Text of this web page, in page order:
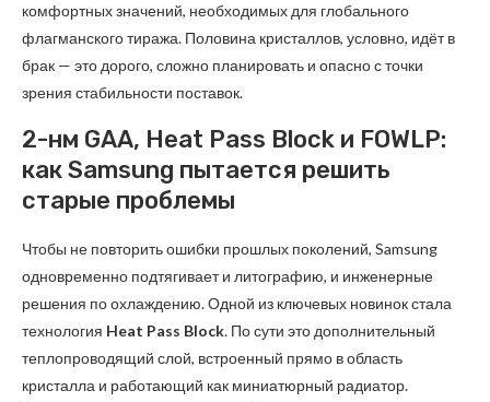
комфортных значений, необходимых для глобального
флагманского тиража. Половина кристаллов, условно, идёт в
брак — это дорого, сложно планировать и опасно с точки
зрения стабильности поставок.
2-нм GAA, Heat Pass Block и FOWLP:
как Samsung пытается решить
старые проблемы
Чтобы не повторить ошибки прошлых поколений, Samsung
одновременно подтягивает и литографию, и инженерные
решения по охлаждению. Одной из ключевых новинок стала
технология Heat Pass Block. По сути это дополнительный
теплопроводящий слой, встроенный прямо в область
кристалла и работающий как миниатюрный радиатор.